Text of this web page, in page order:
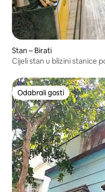
Stan – Birati
Cijeli stan u blizini stanice
Odabrali gosti
Odabrali gosti